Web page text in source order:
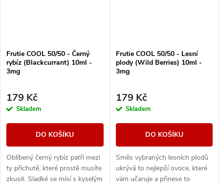
Frutie COOL 50/50 - Černý
rybíz (Blackcurrant) 10ml -
3mg
179 Kč
Skladem
DO KOŠÍKU
Oblíbený černý rybíz patří mezi
ty příchutě, které prostě musíte
zkusit. Sladké se mísí s kyselým
Frutie COOL 50/50 - Lesní
plody (Wild Berries) 10ml -
3mg
179 Kč
Skladem
DO KOŠÍKU
Směs vybraných lesních plodů
ukrývá to nejlepší ovoce, které
vám učaruje a přinese to